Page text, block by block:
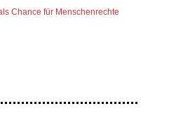
Chance für Menschenrechte